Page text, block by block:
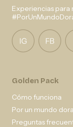
Experiencias para
Golden Pack
Cómo funciona
Por un mundo
Preguntas